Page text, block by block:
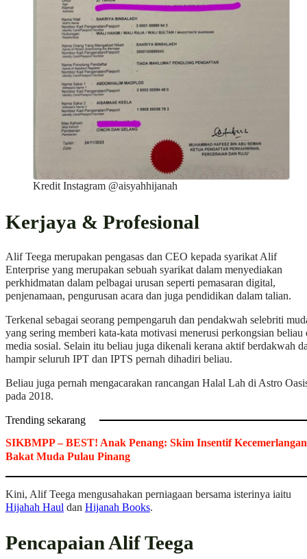
Kredit Instagram @aisyahhijanah
Kerjaya & Profesional
Alif Teega merupakan pengasas dan CEO kepada syarikat Alif
Enterprise yang merupakan sebuah syarikat dalam menyediakan
perkhidmatan dalam pelbagai urusan seperti pemasaran digital,
penjenamaan, pengurusan acara dan juga pendidikan dalam talian.
Terkenal sebagai seorang pempengaruh dan pendakwah selebriti
yang sering memberi kata-kata motivasi menerusi perkongsian beliau
media sosial. Selain itu beliau juga dikenali kerana aktif berdakwah
hampir seluruh IPT dan IPTS pernah dihadiri beliau.
Beliau juga pernah mengacarakan rancangan Halal Lah di Astro
pada 2018.
Trending sekarang
SIKBMPP – BEST! Anak Penang: Skim Insentif Kecemerlangan
Bakat Muda Pulau Pinang
Kini, Alif Teega mengusahakan perniagaan bersama isterinya iaitu
Hijahah Haul dan Hijanah Books.
Pencapaian Alif Teega